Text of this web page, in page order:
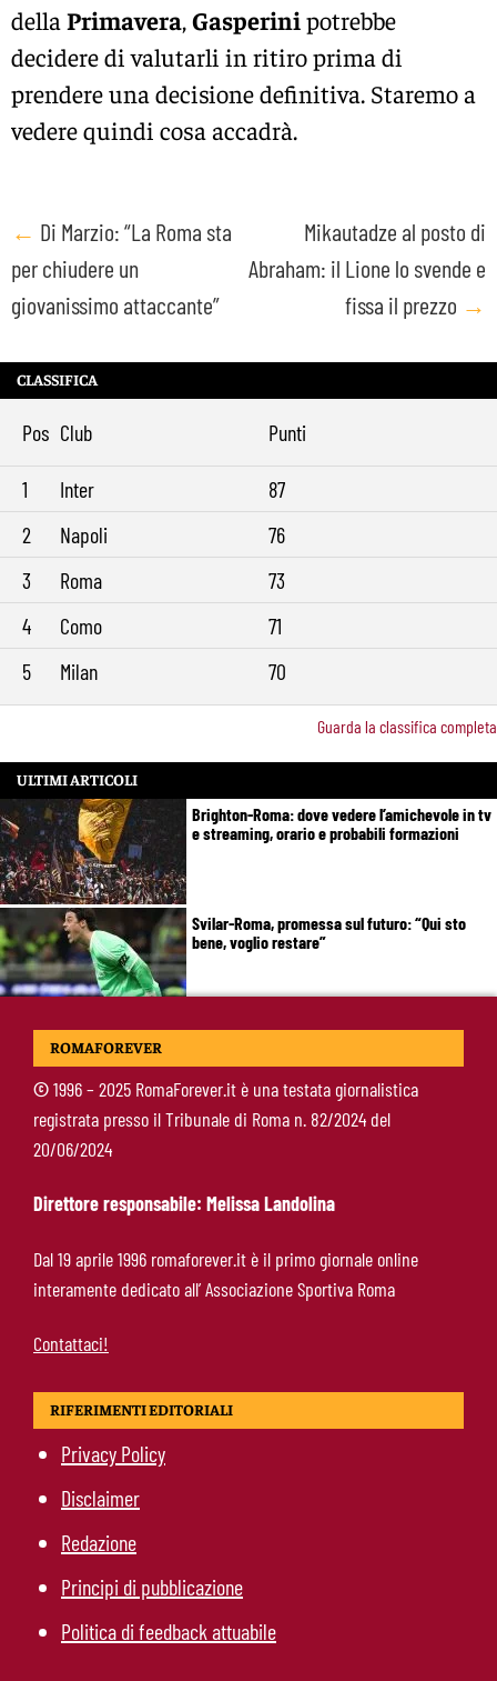
della Primavera,Gasperinipotrebbe
decidere di valutarli in ritiro prima di
prendere una decisione definitiva. Staremo a
vedere quindi cosa accadrà.
Post
navigation
← Di Marzio: “La Roma sta
per chiudere un
giovanissimo attaccante”
Mikautadze al posto di
Abraham: il Lione lo svende e
fissa il prezzo →
CLASSIFICA
Pos Club Punti
1 Inter
87
2
Napoli
76
3
Roma
73
4
Como
71
5
Milan 70
Guarda la classifica completa
ULTIMI ARTICOLI
Brighton-Roma: dove vedere l’amichevole in tv
e streaming, orario e probabili formazioni
Svilar-Roma, promessa sul futuro: “Qui sto
bene, voglio restare”
Castro-Roma, messaggio Scudetto: “Non sono
Manfrè-Roma, nuova era nel vivaio: raccoglie
l’eredità di Bruno Conti
ROMAFOREVER
©1996 – 2025 RomaForever.it è una testata giornalistica
registrata presso il Tribunale di Roma n. 82/2024 del
20/06/2024
Direttore responsabile: Melissa Landolina
Dal 19 aprile 1996 romaforever.it è il primo giornale online
interamente dedicato all’ Associazione Sportiva Roma
Contattaci!
RIFERIMENTI EDITORIALI
Privacy Policy
Disclaimer
Redazione
Principi di pubblicazione
Politica di feedback attuabile